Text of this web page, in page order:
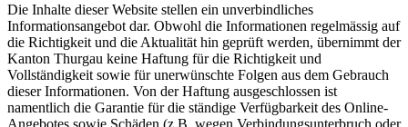
Die Inhalte dieser Website stellen ein unverbindliches
Informationsangebot dar. Obwohl die Informationen regelmässig auf
die Richtigkeit und die Aktualität hin geprüft werden, übernimmt der
Kanton Thurgau keine Haftung für die Richtigkeit und
Vollständigkeit sowie für unerwünschte Folgen aus dem Gebrauch
dieser Informationen. Von der Haftung ausgeschlossen ist
namentlich die Garantie für die ständige Verfügbarkeit des Online-
Angebotes sowie Schäden (z.B. wegen Verbindungsunterbruch oder